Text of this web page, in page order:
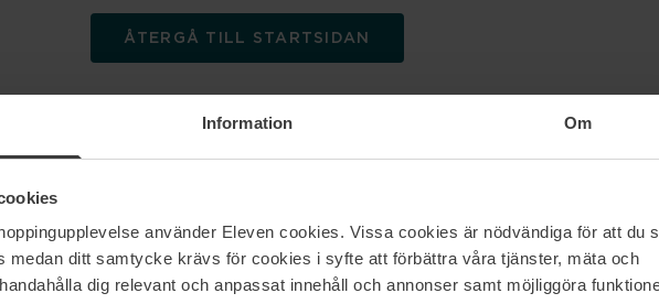
Information Om
använder Eleven cookies. Vissa cookies är nödvändiga för att du
medan ditt samtycke krävs för cookies i syfte att förbättra våra tjänster, mäta och
dig relevant och anpassat innehåll och annonser samt möjliggöra
ÅTERGÅ TILL STARTSIDAN
Om oss
Jobba hos oss
Våra varumärken
Kontakta oss
Vanliga frågor & svar
Spåra min beställning